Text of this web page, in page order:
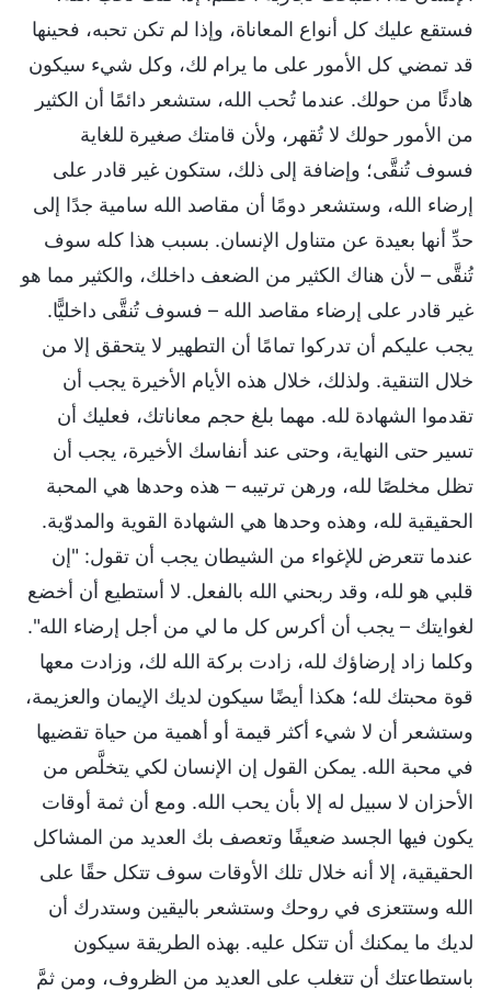
فستقع عليك كل أنواع المعاناة، وإذا لم تكن تحبه، فحينها
قد تمضي كل الأمور على ما يرام لك، وكل شيء سيكون
هادئًا من حولك. عندما تُحب الله، ستشعر دائمًا أن الكثير
من الأمور حولك لا تُقهر، ولأن قامتك صغيرة للغاية
فسوف تُنقَّى؛ وإضافة إلى ذلك، ستكون غير قادر على
إرضاء الله، وستشعر دومًا أن مقاصد الله سامية جدًا إلى
حدِّ أنها بعيدة عن متناول الإنسان. بسبب هذا كله سوف
تُنقَّى – لأن هناك الكثير من الضعف داخلك، والكثير مما هو
غير قادر على إرضاء مقاصد الله – فسوف تُنقَّى داخليًّا.
يجب عليكم أن تدركوا تمامًا أن التطهير لا يتحقق إلا من
خلال التنقية. ولذلك، خلال هذه الأيام الأخيرة يجب أن
تقدموا الشهادة لله. مهما بلغ حجم معاناتك، فعليك أن
تسير حتى النهاية، وحتى عند أنفاسك الأخيرة، يجب أن
تظل مخلصًا لله، ورهن ترتيبه – هذه وحدها هي المحبة
الحقيقية لله، وهذه وحدها هي الشهادة القوية والمدوّية.
عندما تتعرض للإغواء من الشيطان يجب أن تقول: "إن
قلبي هو لله، وقد ربحني الله بالفعل. لا أستطيع أن أخضع
لغوايتك – يجب أن أكرس كل ما لي من أجل إرضاء الله".
وكلما زاد إرضاؤك لله، زادت بركة الله لك، وزادت معها
قوة محبتك لله؛ هكذا أيضًا سيكون لديك الإيمان والعزيمة،
وستشعر أن لا شيء أكثر قيمة أو أهمية من حياة تقضيها
في محبة الله. يمكن القول إن الإنسان لكي يتخلَّص من
الأحزان لا سبيل له إلا بأن يحب الله. ومع أن ثمة أوقات
يكون فيها الجسد ضعيفًا وتعصف بك العديد من المشاكل
الحقيقية، إلا أنه خلال تلك الأوقات سوف تتكل حقًا على
الله وستتعزى في روحك وستشعر باليقين وستدرك أن
لديك ما يمكنك أن تتكل عليه. بهذه الطريقة سيكون
باستطاعتك أن تتغلب على العديد من الظروف، ومن ثمَّ